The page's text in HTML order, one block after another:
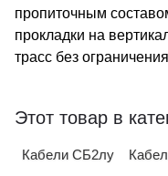
пропиточным
прокладки на
трасс без
Этот товар в
Кабели СБ2лу